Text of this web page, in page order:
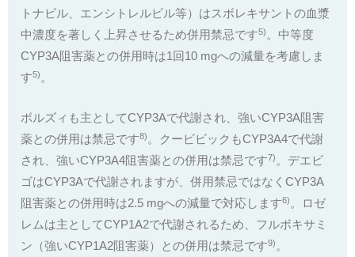
トナビル、エンシトレルビル等）はスボレキサントの血漿
中濃度を著しく上昇させるため併用禁忌です5) 。中等度
CYP3A阻害薬との併用時は1回10 mgへの減量を考慮しま
す5) 。
ボルズィも主としてCYP3Aで代謝され、強いCYP3A阻害
薬との併用は禁忌です8) 。クービビックもCYP3A4で代謝
され、強いCYP3A4阻害薬との併用は禁忌です7) 。デエビ
ゴはCYP3Aで代謝されますが、併用禁忌ではなくCYP3A
阻害薬との併用時は2.5 mgへの減量で対応します6) 。ロゼ
レムは主としてCYP1A2で代謝されるため、フルボキサミ
ン（強いCYP1A2阻害薬）との併用は禁忌です9) 。